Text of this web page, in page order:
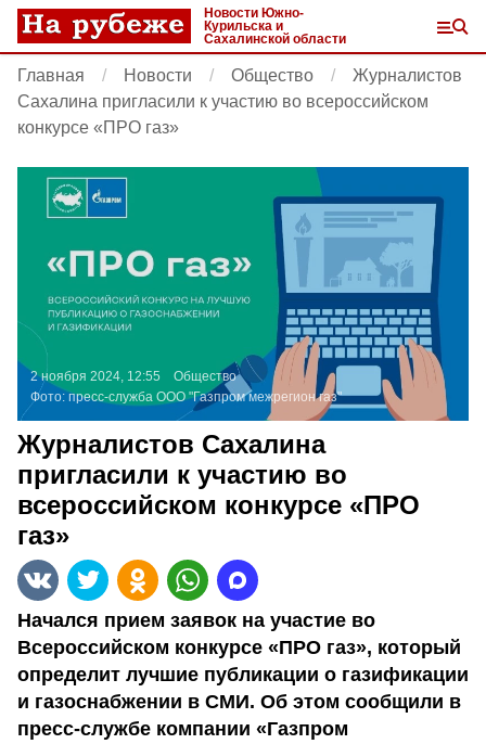
Новости Южно-
Курильска и
Сахалинской области
Главная Новости Общество
Журналистов
Сахалина пригласили к участию во всероссийском
конкурсе «ПРО газ»
2 ноября 2024, 12:55
Общество
Фото: пресс-служба ООО "Газпром межрегион газ"
Журналистов Сахалина
пригласили к участию во
всероссийском конкурсе «ПРО
газ»
Начался прием заявок на участие во
Всероссийском конкурсе «ПРО газ», который
определит лучшие публикации о газификации
и газоснабжении в СМИ. Об этом сообщили в
пресс-службе компании «Газпром